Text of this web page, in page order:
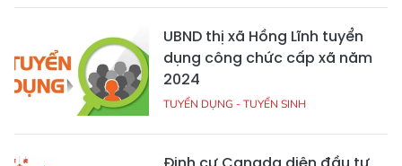
UBND thị xã Hồng Lĩnh tuyển
dụng công chức cấp xã năm
2024
TUYỂN DỤNG - TUYỂN SINH